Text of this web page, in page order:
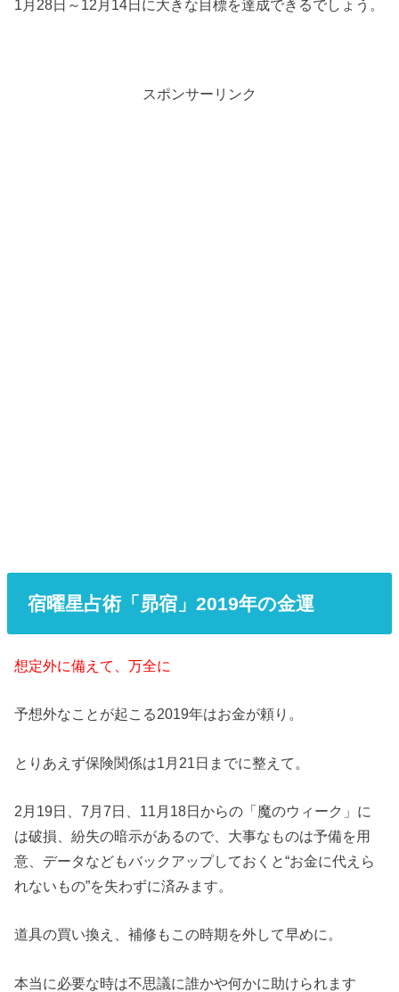
1月28日～12月14日に大きな目標を達成できるでしょう。
スポンサーリンク
宿曜星占術「昴宿」2019年の金運
想定外に備えて、万全に
予想外なことが起こる2019年はお金が頼り。
とりあえず保険関係は1月21日までに整えて。
2月19日、7月7日、11月18日からの「魔のウィーク」に
は破損、紛失の暗示があるので、大事なものは予備を用
意、データなどもバックアップしておくと“お金に代えら
れないもの”を失わずに済みます。
道具の買い換え、補修もこの時期を外して早めに。
本当に必要な時は不思議に誰かや何かに助けられます